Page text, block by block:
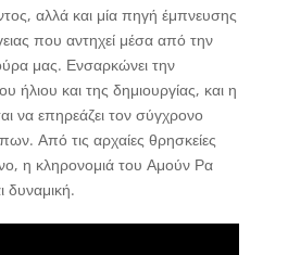
αλλά και μία πηγή έμπνευσης
που αντηχεί μέσα από την
μας. Ενσαρκώνει την
ήλιου και της δημιουργίας, και η
να επηρεάζει τον σύγχρονο
Από τις αρχαίες θρησκείες
η κληρονομιά του Αμούν Ρα
δυναμική.